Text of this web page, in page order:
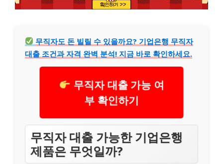
무직자도 돈 빌릴 수 있을까요? 기업은행 무직자
대출 조건과 자격 완벽 분석! 지금 바로 확인하세요.
무직자 대출 가능 여
부 확인하기
무직자 대출 가능한 기업은행
제품은 무엇일까?